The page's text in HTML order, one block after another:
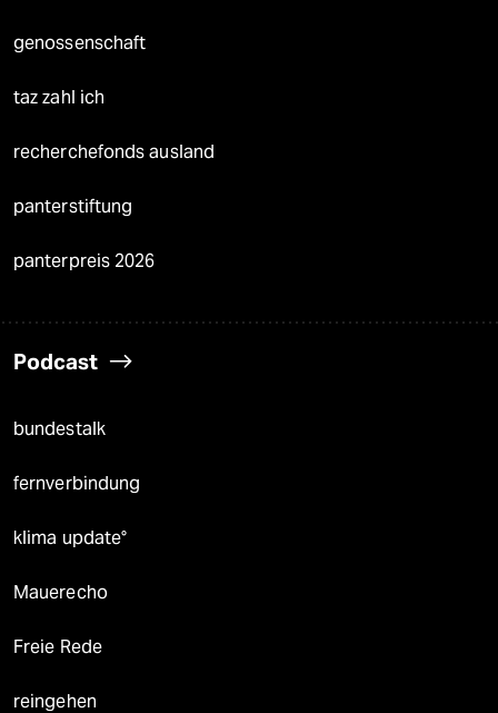
genossenschaft
taz zahl ich
recherchefonds ausland
panterstiftung
panterpreis 2026
Podcast
bundestalk
fernverbindung
klima update°
Mauerecho
Freie Rede
reingehen